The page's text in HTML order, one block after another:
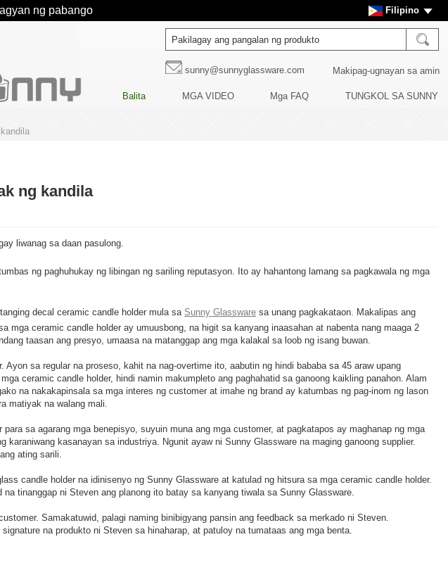
ng pabango Filipino
sunny@sunnyglassware.com Makipag-ugnayan sa amin
Balita MGA VIDEO Mga FAQ TUNGKOL SA SUNNY
ng kandila
liwanag sa daan pasulong.
ng paghuhukay ng libingan ng sariling reputasyon. Ito ay hahantong lamang sa pagkawala ng mga
decal ceramic candle holder mula sa Sunny Glassware sa unang pagkakataon. Makalipas ang
ceramic candle holder ay umuusbong, na higit sa kanyang inaasahan at nabenta nang maaga 2
taasan ang presyo, umaasa na matanggap ang mga kalakal sa loob ng isang buwan.
sa regular na proseso, kahit na nag-overtime ito, aabutin ng hindi bababa sa 45 araw upang
ceramic candle holder, hindi namin makumpleto ang paghahatid sa ganoong kaikling panahon. Alam
na nakakapinsala sa mga interes ng customer at imahe ng brand ay katumbas ng pag-inom ng lason
matiyak na walang mali.
sa agarang mga benepisyo, suyuin muna ang mga customer, at pagkatapos ay maghanap ng mga
kasanayan sa industriya. Ngunit ayaw ni Sunny Glassware na maging ganoong supplier.
ating sarili.
candle holder na idinisenyo ng Sunny Glassware at katulad ng hitsura sa mga ceramic candle holder.
tinanggap ni Steven ang planong ito batay sa kanyang tiwala sa Sunny Glassware.
Samakatuwid, palagi naming binibigyang pansin ang feedback sa merkado ni Steven.
na produkto ni Steven sa hinaharap, at patuloy na tumataas ang mga benta.